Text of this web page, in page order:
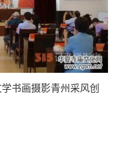
书画摄影青州采风创